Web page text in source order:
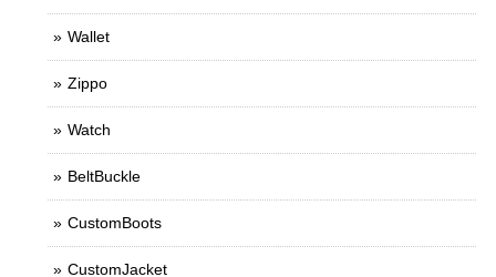
Wallet
Zippo
Watch
BeltBuckle
CustomBoots
CustomJacket